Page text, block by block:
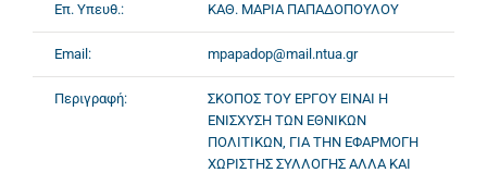
Επ. Υπευθ.: ΚΑΘ. ΜΑΡΙΑ ΠΑΠΑΔΟΠΟΥΛΟΥ
Email: mpapadop@mail.ntua.gr
Περιγραφή:
ΣΚΟΠΟΣ ΤΟΥ ΕΡΓΟΥ ΕΙΝΑΙ Η
ΕΝΙΣΧΥΣΗ ΤΩΝ ΕΘΝΙΚΩΝ
ΠΟΛΙΤΙΚΩΝ, ΓΙΑ ΤΗΝ ΕΦΑΡΜΟΓΗ
ΧΩΡΙΣΤΗΣ ΣΥΛΛΟΓΗΣ ΑΛΛΑ ΚΑΙ